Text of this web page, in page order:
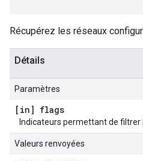
Récupérez les réseaux
Détails
Paramètres
[in] flags
Indicateurs permettant de filtrer
Valeurs renvoyées